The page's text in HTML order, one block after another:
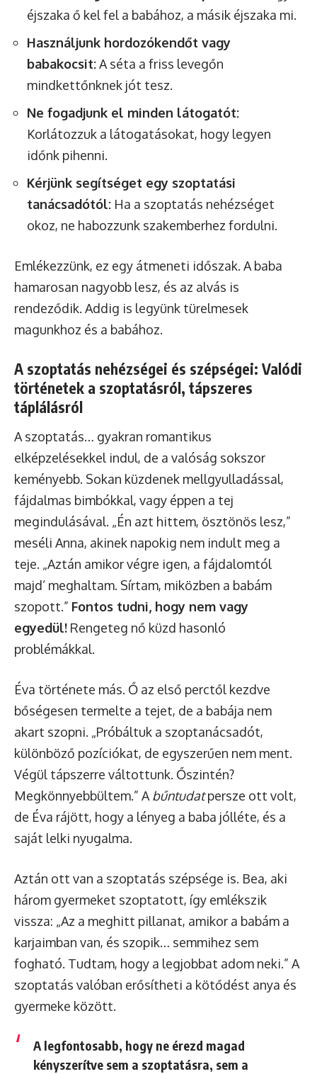
éjszaka ő kel fel a babához, a másik éjszaka mi.
Használjunk hordozókendőt vagy
babakocsit:A séta a friss levegőn
mindkettőnknek jót tesz.
Ne fogadjunk el minden látogatót:
Korlátozzuk a látogatásokat, hogy legyen
időnk pihenni.
Kérjünk segítséget egy szoptatási
tanácsadótól: Ha a szoptatás nehézséget
okoz, ne habozzunk szakemberhez fordulni.
Emlékezzünk, ez egy átmeneti időszak. A baba
hamarosan nagyobb lesz, és az alvás is
rendeződik. Addig is legyünk türelmesek
magunkhoz és a babához.
A szoptatás nehézségei és szépségei: Valódi
történetek a szoptatásról, tápszeres
táplálásról
A szoptatás… gyakran romantikus
elképzelésekkel indul, de a valóság sokszor
keményebb. Sokan küzdenek mellgyulladással,
fájdalmas bimbókkal, vagy éppen a tej
megindulásával. „Én azt hittem, ösztönös lesz,”
meséli Anna, akinek napokig nem indult meg a
teje. „Aztán amikor végre igen, a fájdalomtól
majd’ meghaltam. Sírtam, miközben a babám
szopott.” Fontos tudni, hogy nem vagy
egyedül! Rengeteg nő küzd hasonló
problémákkal.
Éva története más. Ő az első perctől kezdve
bőségesen termelte a tejet, de a babája nem
akart szopni. „Próbáltuk a szoptanácsadót,
különböző pozíciókat, de egyszerűen nem ment.
Végül tápszerre váltottunk. Őszintén?
Megkönnyebbültem.” A bűntudatpersze ott volt,
de Éva rájött, hogy a lényeg a baba jólléte, és a
saját lelki nyugalma.
Aztán ott van a szoptatás szépsége is. Bea, aki
három gyermeket szoptatott, így emlékszik
vissza: „Az a meghitt pillanat, amikor a babám a
karjaimban van, és szopik… semmihez sem
fogható. Tudtam, hogy a legjobbat adom neki.” A
szoptatás valóban erősítheti a kötődést anya és
gyermeke között.
A legfontosabb, hogy ne érezd magad
kényszerítve sem a szoptatásra, sem a